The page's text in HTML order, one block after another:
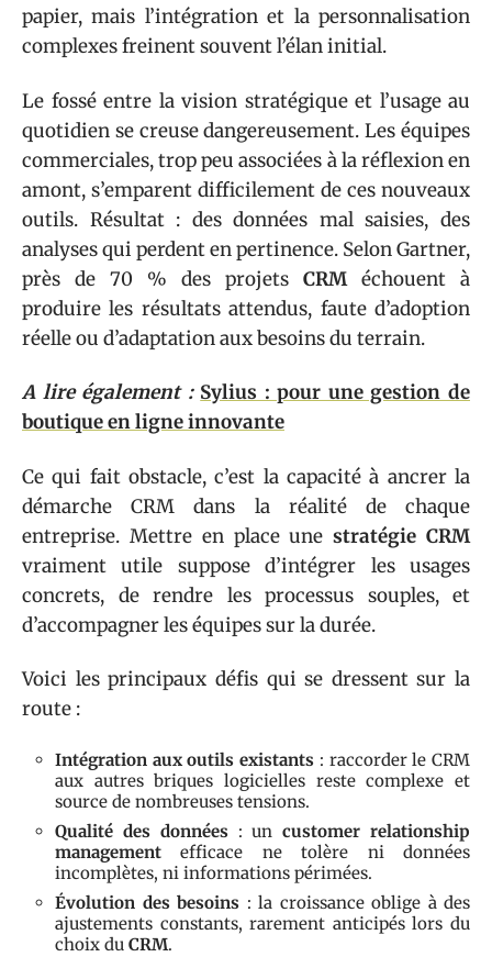
papier, mais l’intégration et la personnalisation
complexes freinent souvent l’élan initial.
Le fossé entre la vision stratégique et l’usage au
quotidien se creuse dangereusement. Les équipes
commerciales, trop peu associées à la réflexion en
amont, s’emparent difficilement de ces nouveaux
outils. Résultat : des données mal saisies, des
analyses qui perdent en pertinence. Selon Gartner,
près de 70 % des projets CRMéchouent à
produire les résultats attendus, faute d’adoption
réelle ou d’adaptation aux besoins du terrain.
A lire également : Sylius : pour une gestion de
boutique en ligne innovante
Ce qui fait obstacle, c’est la capacité à ancrer la
démarche CRM dans la réalité de chaque
entreprise. Mettre en place unestratégie CRM
vraiment utile suppose d’intégrer les usages
concrets, de rendre les processus souples, et
d’accompagner les équipes sur la durée.
Voici les principaux défis qui se dressent sur la
route :
Intégration aux outils existants : raccorder le CRM
aux autres briques logicielles reste complexe et
source de nombreuses tensions.
Qualité des données: uncustomer relationship
management efficace ne tolère ni données
incomplètes, ni informations périmées.
Évolution des besoins : la croissance oblige à des
ajustements constants, rarement anticipés lors du
choix du CRM.